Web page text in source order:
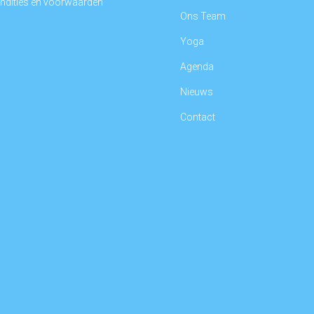
en voorwaarden
Ons Team
Yoga
Agenda
Nieuws
Contact